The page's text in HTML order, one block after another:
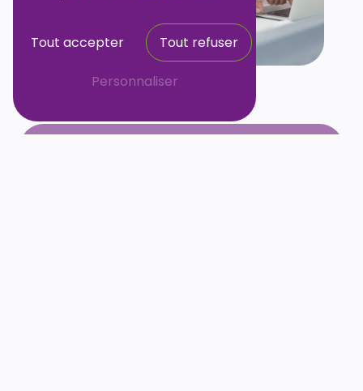
Tout accepter Tout refuser
Personnaliser